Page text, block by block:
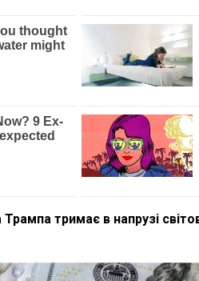
тримає в напрузі